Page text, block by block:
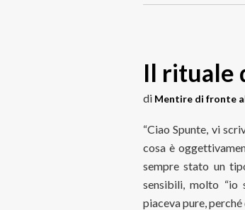
Il rituale
di Mentire di fronte
“Ciao Spunte, vi
cosa è
sempre stato un
sensibili, molto “io
piaceva pure,